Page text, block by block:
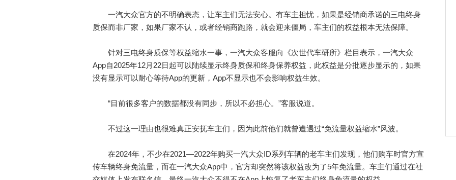
一汽大众官方的不明确表态，让车主们无法安心。有车主担忧，如果是经销商承诺的三电终身
质保而非厂家，如果厂家不认，或者经销商跑路，就会迎来僵局，车主们的权益根本无法保障。
针对三电终身质保等权益缩水一事，一汽大众客服向《次世代车研所》栏目表示，一汽大众
App自2025年12月22日起可以陆续显示终身质保和终身保养权益，此权益是分批逐步显示的，如果
没有显示可以耐心等待App的更新，App不显示也不会影响权益生效。
“目前很多客户的数据都没有同步，所以不必担心。”客服说道。
不过这一理由也很难真正安抚车主们，因为此前他们就曾遭遇过“免流量权益缩水”风波。
在2024年，不少在2021—2022年购买一汽大众ID系列车辆的老车主们发现，他们购车时官方宣
传车辆终身免流量，而在一汽大众App中，官方却突然将该权益改为了5年免流量。车主们通过在社